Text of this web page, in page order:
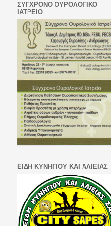
ΣΥΓΧΡΟΝΟ ΟΥΡΟΛΟΓΙΚΟ
ΙΑΤΡΕΙΟ
ΕΙΔΗ ΚΥΝΗΓΙΟΥ ΚΑΙ ΑΛΙΕΙΑΣ